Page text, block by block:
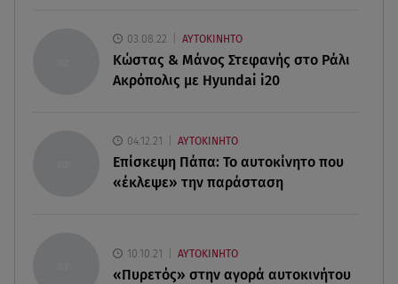
06.08.26 , 21:07
Motor Oil: Δωρεά πυροσβεστικών οχημάτων και
06.08.26 , 20:49
Άκης Παυλόπουλος: Η τρυφερή εξομολόγηση
της συζύγου του, Ελένης Φωτοπούλου
Πώς επικοινωνούν τα ελικόπτερα στη φωτιά και
ο ρόλος του «συνδέσμου»
03.08.22 ΑΥΤΟΚΙΝΗΤΟ
Κώστας & Μάνος Στεφανής στο Ράλι
Ακρόπολις με Hyundai i20
04.12.21 ΑΥΤΟΚΙΝΗΤΟ
Επίσκεψη Πάπα: Το αυτοκίνητο που
«έκλεψε» την παράσταση
10.10.21 ΑΥΤΟΚΙΝΗΤΟ
«Πυρετός» στην αγορά αυτοκινήτου